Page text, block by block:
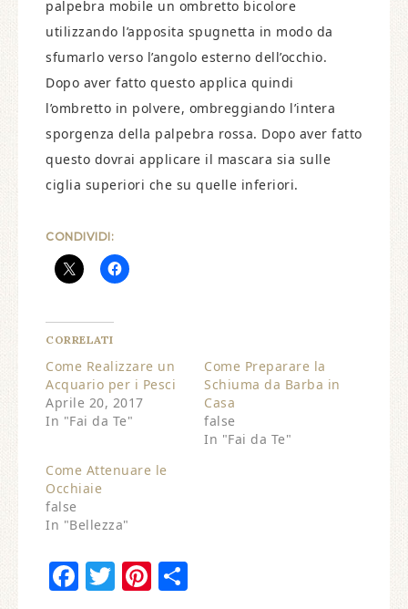
palpebra mobile un ombretto bicolore
utilizzando l’apposita spugnetta in modo da
sfumarlo verso l’angolo esterno dell’occhio.
Dopo aver fatto questo applica quindi
l’ombretto in polvere, ombreggiando l’intera
sporgenza della palpebra rossa. Dopo aver fatto
questo dovrai applicare il mascara sia sulle
ciglia superiori che su quelle inferiori.
CONDIVIDI:
CORRELATI
Come Realizzare un
Acquario per i Pesci
Aprile 20, 2017
In "Fai da Te"
Come Preparare la
Schiuma da Barba in
Casa
false
In "Fai da Te"
Come Attenuare le
Occhiaie
false
In "Bellezza"
Facebook
Twitter
Pinterest